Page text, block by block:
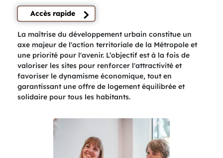
Accès rapide
Texte de présentation
La maîtrise du développement urbain constitue un
axe majeur de l'action territoriale de la Métropole et
une priorité pour l'avenir. L’objectif est à la fois de
valoriser les sites pour renforcer l'attractivité et
favoriser le dynamisme économique, tout en
garantissant une offre de logement équilibrée et
solidaire pour tous les habitants.